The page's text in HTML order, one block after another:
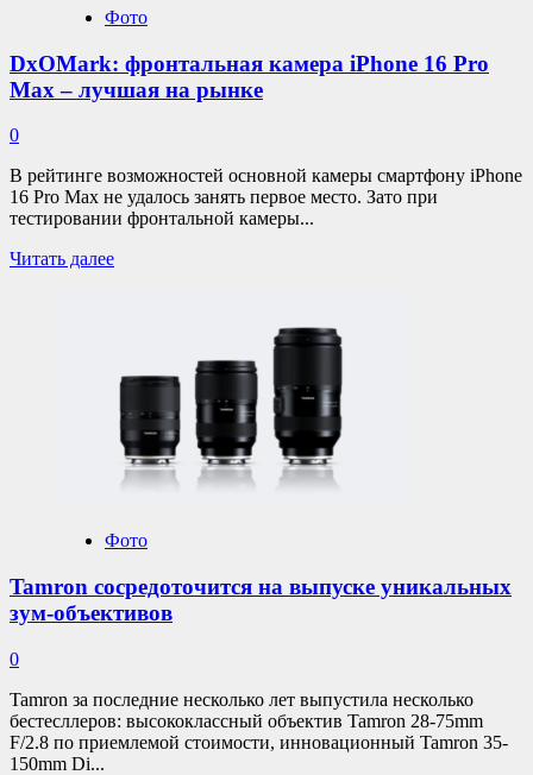
II
или
A7
V?
Фото
DxOMark: фронтальная камера iPhone 16 Pro
Max – лучшая на рынке
0
В рейтинге возможностей основной камеры смартфону iPhone
16 Pro Max не удалось занять первое место. Зато при
тестировании фронтальной камеры...
Читать далееПрочитать
iPhone
16
Pro
Max
рынке
Фото
Tamron сосредоточится на выпуске уникальных
зум-объективов
0
Tamron за последние несколько лет выпустила несколько
бестесллеров: высококлассный объектив Tamron 28-75mm
F/2.8 по приемлемой стоимости, инновационный Tamron 35-
150mm Di...